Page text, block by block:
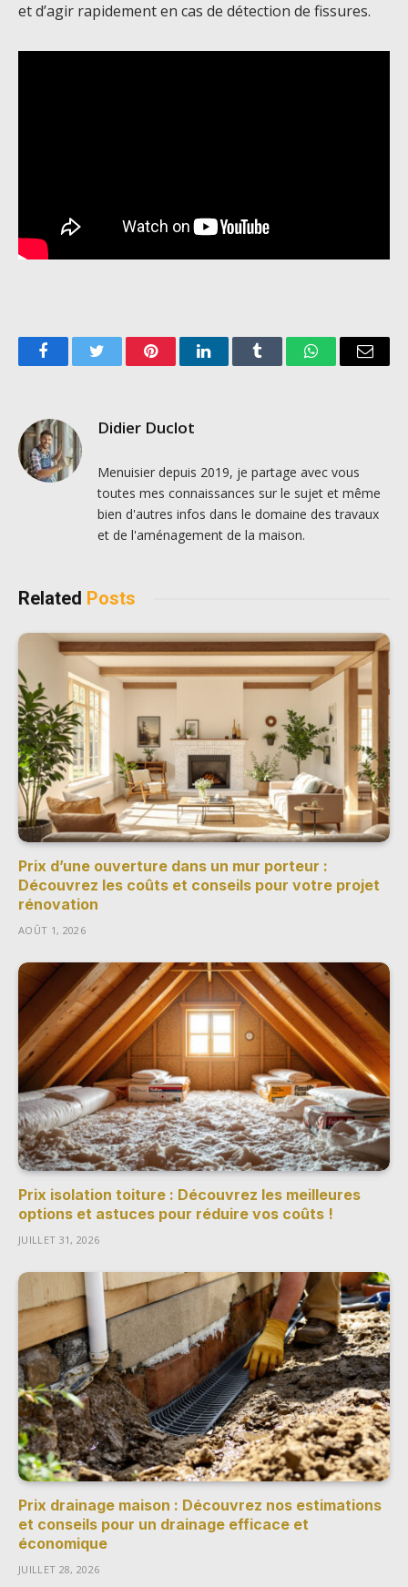
et d’agir rapidement en cas de détection de fissures.
FacebookTwitter PinterestLinkedInTumblr WhatsAppEmail
Didier Duclot
Menuisier depuis 2019, je partage avec vous
toutes mes connaissances sur le sujet et même
bien d'autres infos dans le domaine des travaux
et de l'aménagement de la maison.
Related Posts
Prix d’une ouverture dans un mur porteur :
Découvrez les coûts et conseils pour votre projet
rénovation
AOÛT 1, 2026
Prix isolation toiture : Découvrez les meilleures
options et astuces pour réduire vos coûts !
JUILLET 31, 2026
Prix drainage maison : Découvrez nos estimations
et conseils pour un drainage efficace et
économique
JUILLET 28, 2026